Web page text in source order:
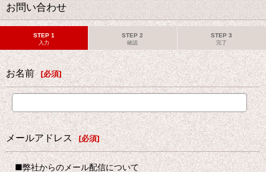
お問い合わせ
STEP 1
入力
STEP 2
確認
STEP 3
完了
お名前 [必須]
メールアドレス [必須]
■弊社からのメール配信について